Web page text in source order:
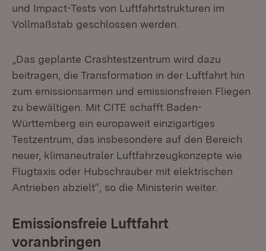
und Impact-Tests von Luftfahrtstrukturen im
Vollmaßstab geschlossen werden.
„Das geplante Crashtestzentrum wird dazu
beitragen, die Transformation in der Luftfahrt hin
zum emissionsarmen und emissionsfreien Fliegen
zu bewältigen. Mit CITE schafft Baden-
Württemberg ein europaweit einzigartiges
Testzentrum, das insbesondere auf den Bereich
neuer, klimaneutraler Luftfahrzeugkonzepte wie
Flugtaxis oder Hubschrauber mit elektrischen
Antrieben abzielt“, so die Ministerin weiter.
Emissionsfreie Luftfahrt
voranbringen